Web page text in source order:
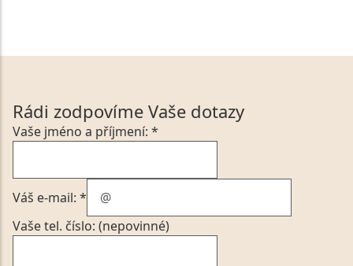
Rádi zodpovíme Vaše dotazy
Vaše jméno a příjmení: *
Váš e-mail: *
Vaše tel. číslo: (nepovinné)